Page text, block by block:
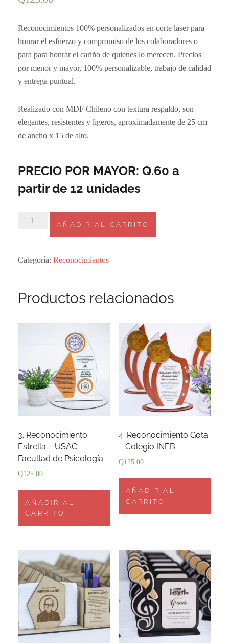
Reconocimientos 100% personalizados en corte laser para
honrar el esfuerzo y compromiso de los colaboradores o
para para honrar el cariño de quienes lo merecen. Precios
por menor y mayor, 100% personalizable, trabajo de calidad
y entrega puntual.
Realizado con MDF Chileno con textura respaldo, son
elegantes, resistentes y ligeros, aproximadamente de 25 cm
de ancho x 15 de alto.
PRECIO POR MAYOR: Q.60 a
partir de 12 unidades
Gracia
AÑADIR AL CARRITO
Categoría: Reconocimientos
Productos relacionados
3. Reconocimiento
Estrella – USAC
Facultad de Psicología
Q125.00
AÑADIR AL
CARRITO
4. Reconocimiento Gota
– Colegio INEB
Q125.00
AÑADIR AL
CARRITO